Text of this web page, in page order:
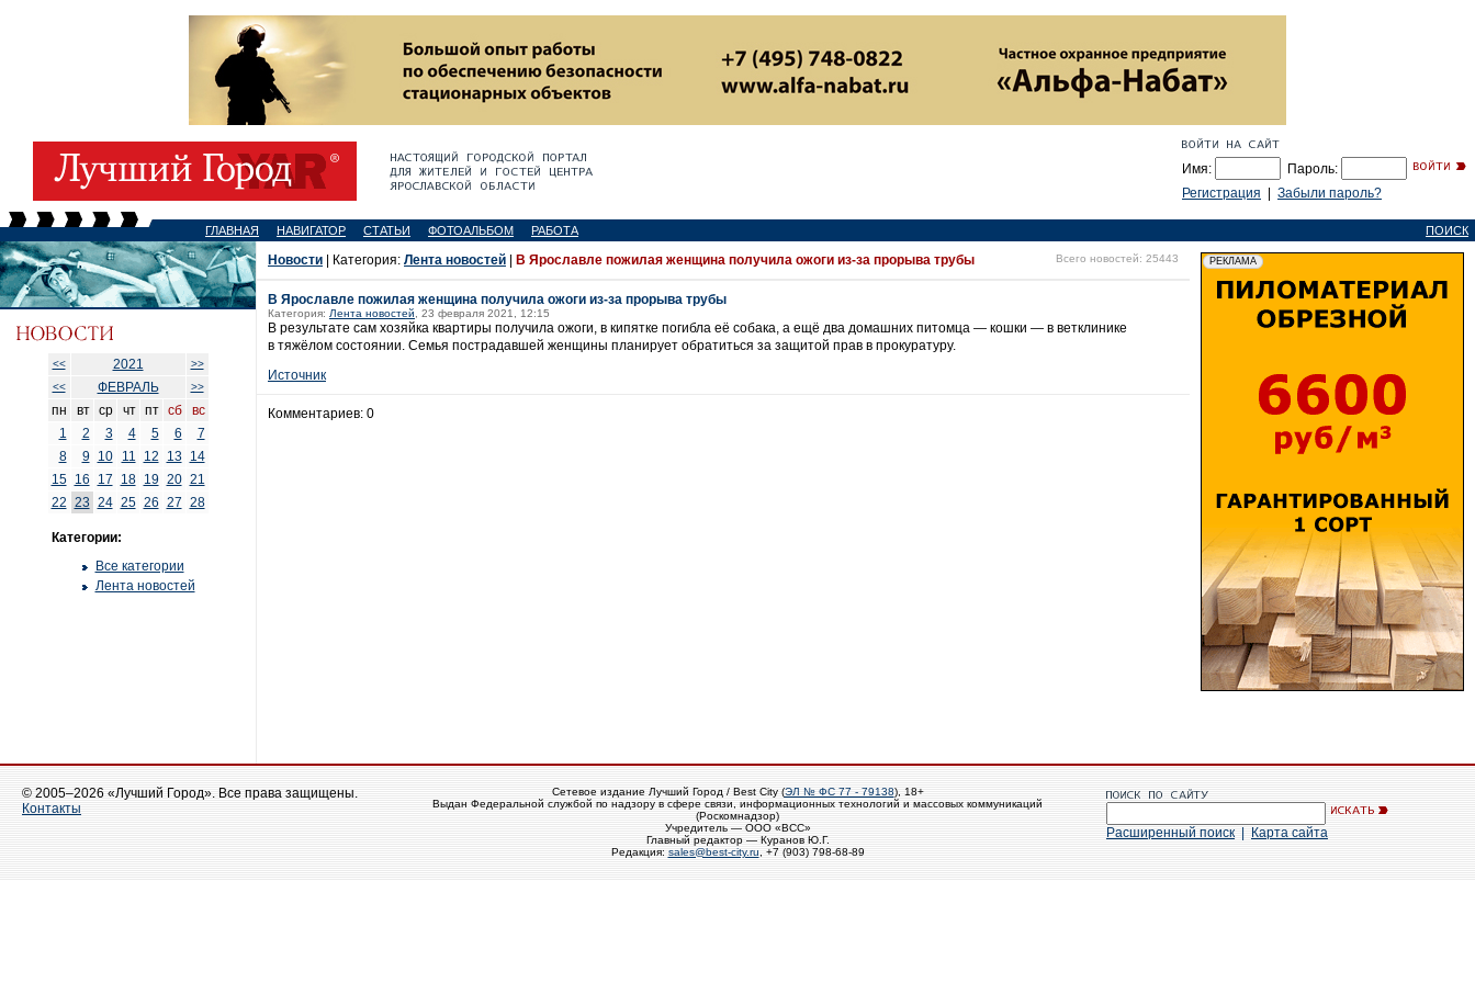
Имя:
Пароль:
Регистрация
Забыли пароль?
ГЛАВНАЯ НАВИГАТОР СТАТЬИ ФОТОАЛЬБОМ РАБОТА ПОИСК
<< 2021
>>
<<
ФЕВРАЛЬ >>
пн вт ср чт пт сб
вс
1
2 3 4 5 6
7
8
9 10 11 12 13
14
15
16 17 18 19 20 21
22 23 24 25 26 27 28
Категории:
Все категории
Лента новостей
Новости | Категория: Лента новостей В Ярославле пожилая женщина получила ожоги из-за прорыва трубы Всего новостей: 25443
В Ярославле пожилая женщина получила ожоги из-за прорыва трубы
Категория: Лента новостей , 23 февраля 2021, 12:15
В результате сам хозяйка квартиры получила ожоги, в кипятке погибла её собака, а ещё два домашних питомца — кошки — в ветклинике
в тяжёлом состоянии. Семья пострадавшей женщины планирует обратиться за защитой прав в прокуратуру.
Источник
Комментариев: 0
© 2005–2026 «Лучший Город». Все права защищены.
Контакты
Сетевое издание Лучший Город / Best City (ЭЛ № ФС 77 - 79138), 18+
Выдан Федеральной службой по надзору в сфере связи, информационных технологий и массовых коммуникаций
(Роскомнадзор)
Учредитель — ООО «ВСС»
Главный редактор — Куранов Ю.Г.
Редакция: sales@best-city.ru , +7 (903) 798-68-89
Расширенный поиск Карта сайта